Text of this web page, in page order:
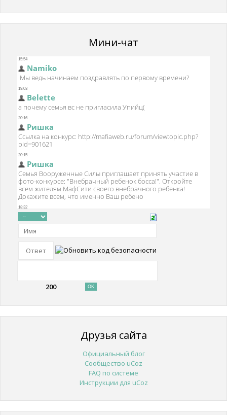
Мини-чат
200
Друзья сайта
Официальный блог
Сообщество uCoz
FAQ по системе
Инструкции для uCoz